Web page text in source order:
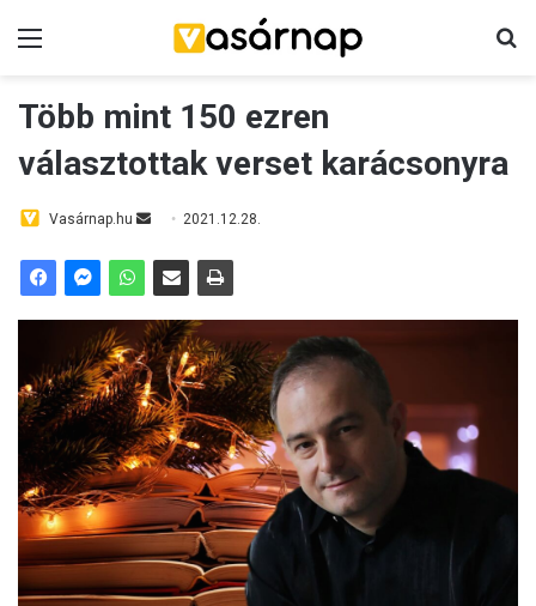
Több mint 150 ezren
választottak verset karácsonyra
Vasárnap.hu
a
n
e
m
a
i
2021.12.28.